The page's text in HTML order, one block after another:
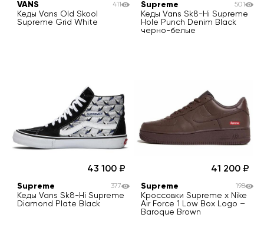
VANS
Кеды Vans Old Skool
Supreme Grid White
411
Supreme
Кеды Vans Sk8-Hi Supreme
Hole Punch Denim Black
черно-белые
501
43 100
Supreme
Кеды Vans Sk8-Hi Supreme
Diamond Plate Black
377
41 200
Supreme
Кроссовки Supreme x Nike
Air Force 1 Low Box Logo –
Baroque Brown
198